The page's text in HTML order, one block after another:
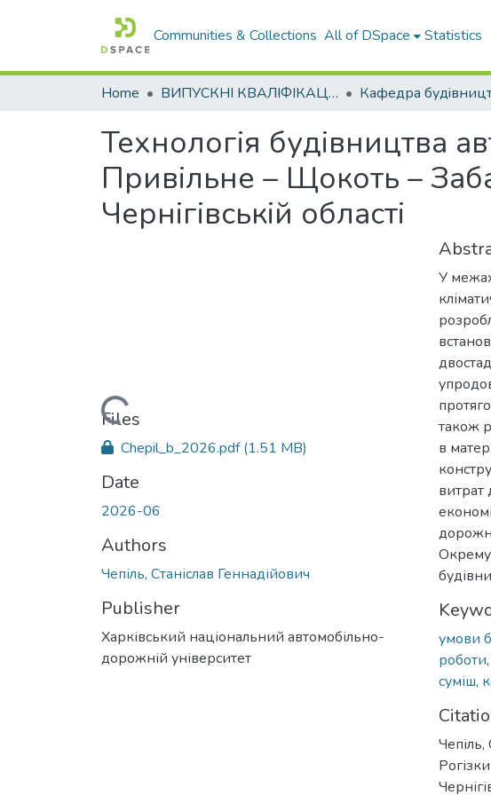
Communities & Collections All of DSpace Statistics
Home ВИПУСКНІ КВАЛІФІКАЦІЙНІ РОБОТИ
Технологія будівництва
Привільне – Щокоть –
Чернігівській області
Loading...
Files
Chepil_b_2026.pdf(1.51 MB)
Date
2026-06
Authors
Чепіль, Станіслав Геннадійович
Publisher
Харківський національний автомобільно-
дорожній університет
У
також
в
витрат
Окрему
умови
роботи,
суміш,
Чепіль,